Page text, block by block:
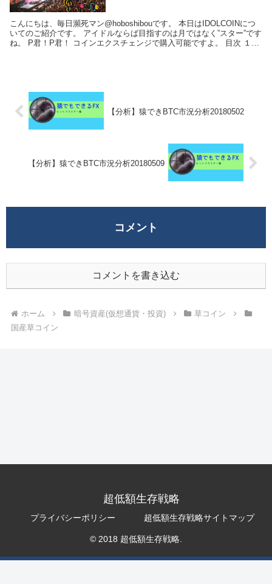
こんにちは、毎日瀕死マン@hoboshibouです。 本日はIDOLCOINにつ
いてのご紹介です。 アイドルならば目指すのは月ではなく”スター”です
ね。 P君！P君！ コインエクスチェンジで購入可能ですよ。 目次 １．
【分析】猿できBTC市況分析20180502
【分析】猿できBTC市況分析20180509
コメント
コメントを書き込む
ホーム 暗号資産(仮想通貨・投資)
草コイン
国産草コイン
超低額生存戦略
プライバシーポリシー 超低額生存戦略サイトマップ
© 2018 超低額生存戦略.